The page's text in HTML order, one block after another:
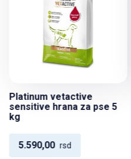
Platinum vetactive
sensitive hrana za pse 5
kg
5.590,00 rsd